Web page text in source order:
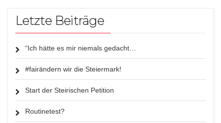
Letzte Beiträge
“Ich hätte es mir niemals gedacht…
#fairändern wir die Steiermark!
Start der Steirischen Petition
Routinetest?